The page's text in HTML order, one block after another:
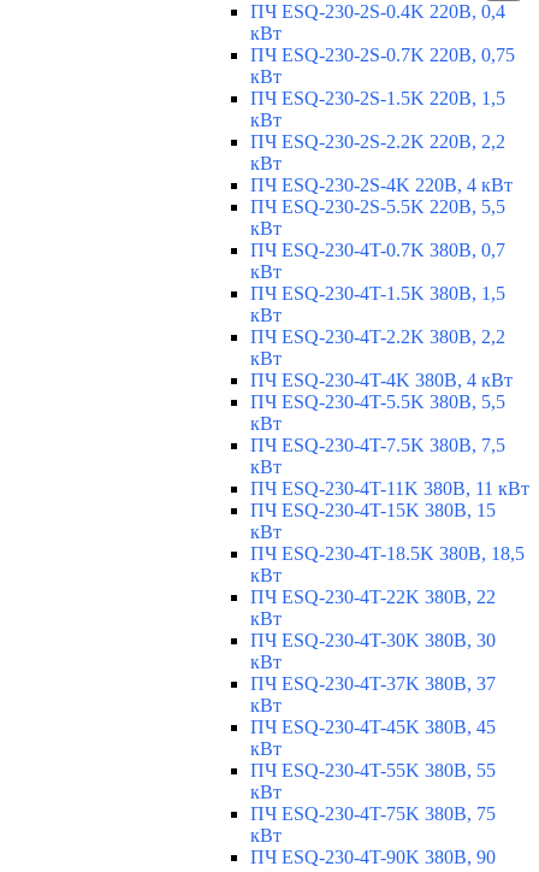
ПЧ ESQ-230-2S-0.4K 220В, 0,4
кВт
ПЧ ESQ-230-2S-0.7K 220В, 0,75
кВт
ПЧ ESQ-230-2S-1.5K 220В, 1,5
кВт
ПЧ ESQ-230-2S-2.2K 220В, 2,2
кВт
ПЧ ESQ-230-2S-4K 220В, 4 кВт
ПЧ ESQ-230-2S-5.5K 220В, 5,5
кВт
ПЧ ESQ-230-4T-0.7K 380В, 0,7
кВт
ПЧ ESQ-230-4T-1.5K 380В, 1,5
кВт
ПЧ ESQ-230-4T-2.2K 380В, 2,2
кВт
ПЧ ESQ-230-4T-4K 380В, 4 кВт
ПЧ ESQ-230-4T-5.5K 380В, 5,5
кВт
ПЧ ESQ-230-4T-7.5K 380В, 7,5
кВт
ПЧ ESQ-230-4T-11K 380В, 11 кВт
ПЧ ESQ-230-4T-15K 380В, 15
кВт
ПЧ ESQ-230-4T-18.5K 380В, 18,5
кВт
ПЧ ESQ-230-4T-22K 380В, 22
кВт
ПЧ ESQ-230-4T-30K 380В, 30
кВт
ПЧ ESQ-230-4T-37K 380В, 37
кВт
ПЧ ESQ-230-4T-45K 380В, 45
кВт
ПЧ ESQ-230-4T-55K 380В, 55
кВт
ПЧ ESQ-230-4T-75K 380В, 75
кВт
ПЧ ESQ-230-4T-90K 380В, 90